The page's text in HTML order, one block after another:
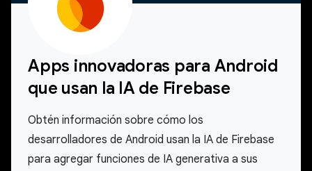
Apps innovadoras para Android
que usan la IA de Firebase
Obtén información sobre cómo los
desarrolladores de Android usan la IA de Firebase
para agregar funciones de IA generativa a sus